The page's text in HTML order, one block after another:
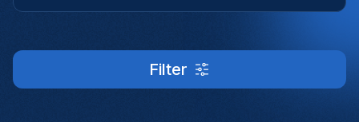
Filter